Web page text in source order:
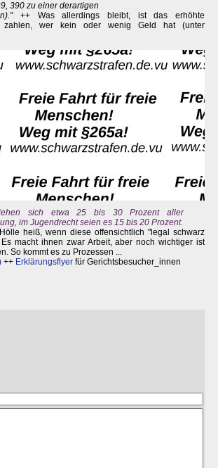
390 zu einer derartigen
++ Was allerdings bleibt, ist das erhöhte
zahlen, wer kein oder wenig Geld hat (unter
sich etwa 25 bis 30 Prozent aller
im Jugendrecht seien es 15 bis 20 Prozent.
heiß, wenn diese offensichtlich "legal schwarz
macht ihnen zwar Arbeit, aber noch wichtiger ist
So kommt es zu Prozessen ...
++ Erklärungsflyer für Gerichtsbesucher_innen